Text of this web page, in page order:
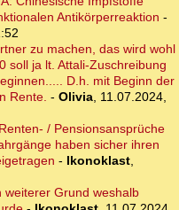
Antikörperreaktion -
zu machen, das wird wohl
soll ja lt. Attali-Zuschreibung
D.h. mit Beginn der
Rente. - Olivia, 11.07.2024,
/ Pensionsansprüche
haben sicher ihren
- Ikonoklast,
weiterer Grund weshalb